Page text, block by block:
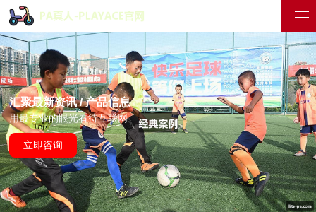
汇聚最新资讯 / 产品信息
用最专业的眼光看待互联网
立即咨询